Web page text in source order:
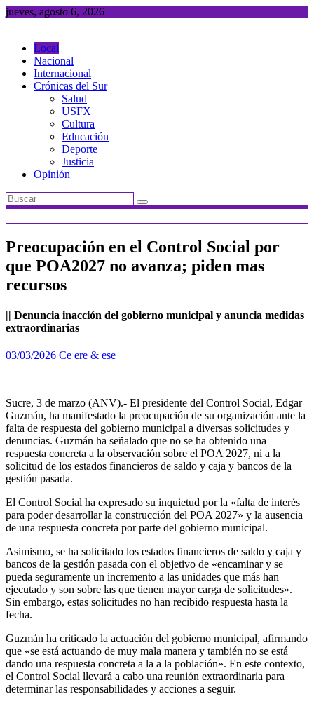
Saltar
jueves, agosto 6, 2026
Local
Nacional
Internacional
Crónicas del Sur
Salud
USFX
Cultura
Educación
Deporte
Justicia
Opinión
Preocupación en el Control Social por
que POA2027 no avanza; piden mas
recursos
|| Denuncia inacción del gobierno municipal y anuncia medidas
extraordinarias
03/03/2026 Ce ere & ese
Sucre, 3 de marzo (ANV).- El presidente del Control Social, Edgar
Guzmán, ha manifestado la preocupación de su organización ante la
falta de respuesta del gobierno municipal a diversas solicitudes y
denuncias. Guzmán ha señalado que no se ha obtenido una
respuesta concreta a la observación sobre el POA 2027, ni a la
solicitud de los estados financieros de saldo y caja y bancos de la
gestión pasada.
El Control Social ha expresado su inquietud por la «falta de interés
para poder desarrollar la construcción del POA 2027» y la ausencia
de una respuesta concreta por parte del gobierno municipal.
Asimismo, se ha solicitado los estados financieros de saldo y caja y
bancos de la gestión pasada con el objetivo de «encaminar y se
pueda seguramente un incremento a las unidades que más han
ejecutado y son sobre las que tienen mayor carga de solicitudes».
Sin embargo, estas solicitudes no han recibido respuesta hasta la
fecha.
Guzmán ha criticado la actuación del gobierno municipal, afirmando
que «se está actuando de muy mala manera y también no se está
dando una respuesta concreta a la a la población». En este contexto,
el Control Social llevará a cabo una reunión extraordinaria para
determinar las responsabilidades y acciones a seguir.